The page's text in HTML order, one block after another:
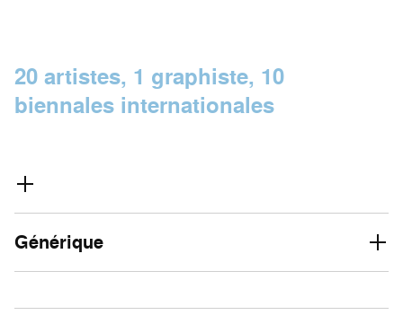
20 artistes, 1 graphiste, 10
biennales internationales
Générique